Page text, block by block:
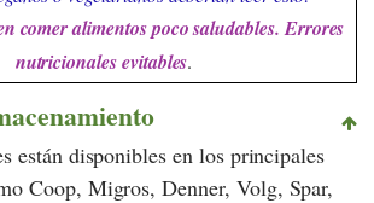
comer alimentos poco saludables. Errores
nutricionales evitables.
están disponibles en los principales
Coop, Migros,Denner, Volg, Spar,